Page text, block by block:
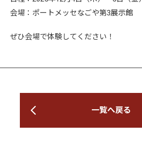
会場：ポートメッセなごや第3展示館
ぜひ会場で体験してください！
一覧へ戻る